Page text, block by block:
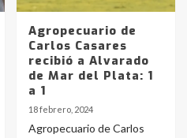
Agropecuario de
Carlos Casares
recibió a Alvarado
de Mar del Plata: 1
a 1
18 febrero, 2024
Agropecuario de Carlos